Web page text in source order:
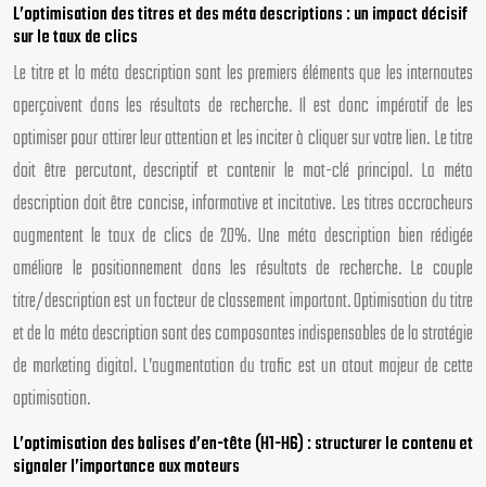
L’optimisation des titres et des méta descriptions : un impact décisif
sur le taux de clics
Le titre et la méta description sont les premiers éléments que les internautes
aperçoivent dans les résultats de recherche. Il est donc impératif de les
optimiser pour attirer leur attention et les inciter à cliquer sur votre lien. Le titre
doit être percutant, descriptif et contenir le mot-clé principal. La méta
description doit être concise, informative et incitative. Les titres accrocheurs
augmentent le taux de clics de 20%. Une méta description bien rédigée
améliore le positionnement dans les résultats de recherche. Le couple
titre/description est un facteur de classement important. Optimisation du titre
et de la méta description sont des composantes indispensables de la stratégie
de marketing digital. L’augmentation du trafic est un atout majeur de cette
optimisation.
L’optimisation des balises d’en-tête (H1-H6) : structurer le contenu et
signaler l’importance aux moteurs